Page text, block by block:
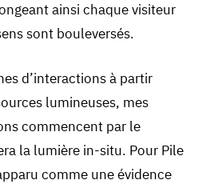
ainsi chaque visiteur
sont bouleversés.
d’interactions à partir
lumineuses, mes
commencent par le
la lumière in-situ. Pour Pile
comme une évidence